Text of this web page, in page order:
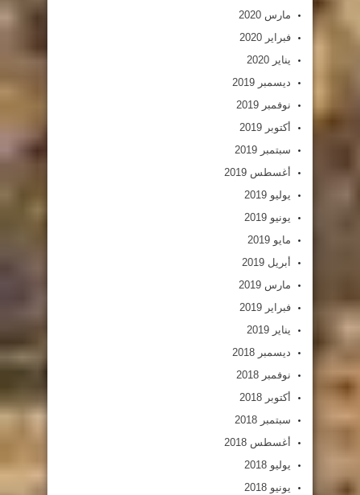
مارس 2020
فبراير 2020
يناير 2020
ديسمبر 2019
نوفمبر 2019
أكتوبر 2019
سبتمبر 2019
أغسطس 2019
يوليو 2019
يونيو 2019
مايو 2019
أبريل 2019
مارس 2019
فبراير 2019
يناير 2019
ديسمبر 2018
نوفمبر 2018
أكتوبر 2018
سبتمبر 2018
أغسطس 2018
يوليو 2018
يونيو 2018